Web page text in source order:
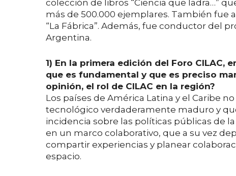
colección de libros “Ciencia que ladra…”
más de 500.000 ejemplares.​ También fue
“La Fábrica”.​ Además, fue conductor del
Argentina.
1) En la primera edición del Foro CILAC,
que es fundamental y que es preciso
opinión, el rol de CILAC en la región?
Los países de América Latina y el Caribe
tecnológico verdaderamente maduro y
incidencia sobre las políticas públicas de
en un marco colaborativo, que a su vez
compartir experiencias y planear
espacio.